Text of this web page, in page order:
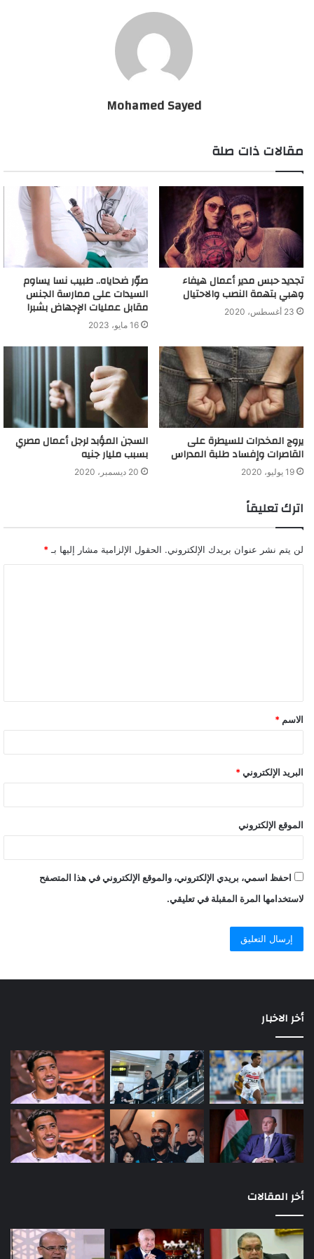
تقليدا لمقاطع يوتيوب
Mohamed Sayed
مقالات ذات صلة
تجديد حبس مدير أعمال هيفاء
وهبي بتهمة النصب والاحتيال‎
23 أغسطس، 2020
صوّر ضحاياه.. طبيب نسا يساوم
السيدات على ممارسة الجنس
مقابل عمليات الإجهاض بشبرا
16 مايو، 2023
يروج المخدرات للسيطرة على
القاصرات وإفساد طلبة المدراس
19 يوليو، 2020
السجن المؤبد لرجل أعمال مصري
بسبب مليار جنيه
20 ديسمبر، 2020
اترك تعليقاً
لن يتم نشر عنوان بريدك الإلكتروني. الحقول الإلزامية مشار إليها بـ *
الاسم *
البريد الإلكتروني *
الموقع الإلكتروني
احفظ اسمي، بريدي الإلكتروني، والموقع الإلكتروني في هذا المتصفح
لاستخدامها المرة المقبلة في تعليقي.
أخر الاخبار
أخر المقالات